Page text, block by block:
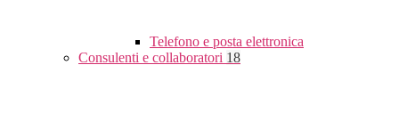
Telefono e posta elettronica
Consulenti e collaboratori 18